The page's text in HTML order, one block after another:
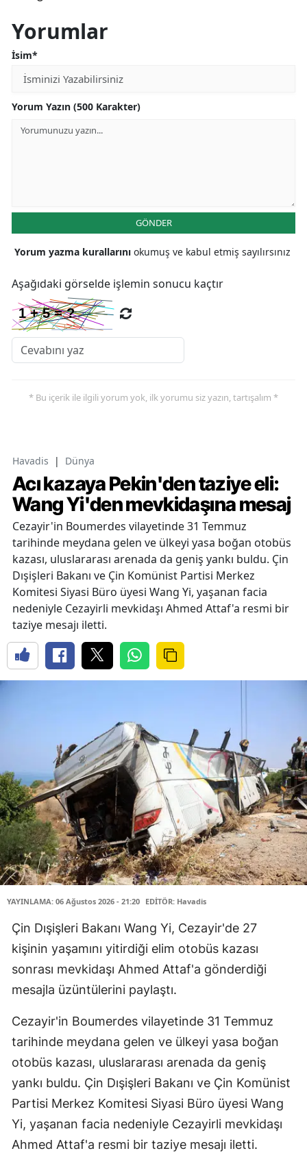
Yorumlar
İsim*
Yorum Yazın (500 Karakter)
GÖNDER
Yorum yazma kurallarını okumuş ve kabul etmiş sayılırsınız
Aşağıdaki görselde işlemin sonucu kaçtır
* Bu içerik ile ilgili yorum yok, ilk yorumu siz yazın, tartışalım *
Havadis | Dünya
Acı kazaya Pekin'den taziye eli:
Wang Yi'den mevkidaşına mesaj
Cezayir'in Boumerdes vilayetinde 31 Temmuz
tarihinde meydana gelen ve ülkeyi yasa boğan otobüs
kazası, uluslararası arenada da geniş yankı buldu. Çin
Dışişleri Bakanı ve Çin Komünist Partisi Merkez
Komitesi Siyasi Büro üyesi Wang Yi, yaşanan facia
nedeniyle Cezayirli mevkidaşı Ahmed Attaf'a resmi bir
taziye mesajı iletti.
YAYINLAMA: 06 Ağustos 2026 - 21:20 EDİTÖR: Havadis
Çin Dışişleri Bakanı Wang Yi, Cezayir'de 27
kişinin yaşamını yitirdiği elim otobüs kazası
sonrası mevkidaşı Ahmed Attaf'a gönderdiği
mesajla üzüntülerini paylaştı.
Cezayir'in Boumerdes vilayetinde 31 Temmuz
tarihinde meydana gelen ve ülkeyi yasa boğan
otobüs kazası, uluslararası arenada da geniş
yankı buldu. Çin Dışişleri Bakanı ve Çin Komünist
Partisi Merkez Komitesi Siyasi Büro üyesi Wang
Yi, yaşanan facia nedeniyle Cezayirli mevkidaşı
Ahmed Attaf'a resmi bir taziye mesajı iletti.